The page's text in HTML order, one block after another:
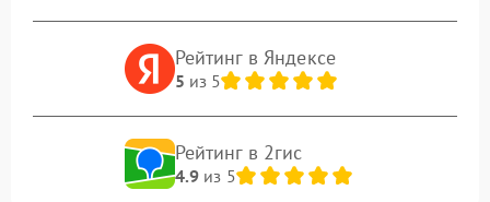
Рейтинг в Яндексе
5 из 5
Рейтинг в 2гис
4.9из 5